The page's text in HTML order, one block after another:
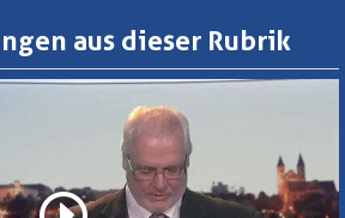
aus dieser Rubrik